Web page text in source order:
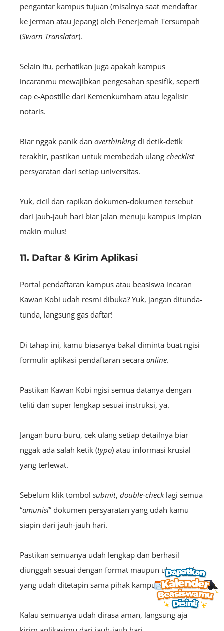
pengantar kampus tujuan (misalnya saat mendaftar
ke Jerman atau Jepang) oleh Penerjemah Tersumpah
(Sworn Translator).
Selain itu, perhatikan juga apakah kampus
incaranmu mewajibkan pengesahan spesifik, seperti
cap e-Apostille dari Kemenkumham atau legalisir
notaris.
Biar nggak panik dan overthinkingdi detik-detik
terakhir, pastikan untuk membedah ulang checklist
persyaratan dari setiap universitas.
Yuk, cicil dan rapikan dokumen-dokumen tersebut
dari jauh-jauh hari biar jalan menuju kampus impian
makin mulus!
11. Daftar & Kirim Aplikasi
Portal pendaftaran kampus atau beasiswa incaran
Kawan Kobi udah resmi dibuka? Yuk, jangan ditunda-
tunda, langsung gas daftar!
Di tahap ini, kamu biasanya bakal diminta buat ngisi
formulir aplikasi pendaftaran secara online.
Pastikan Kawan Kobi ngisi semua datanya dengan
teliti dan super lengkap sesuai instruksi, ya.
Jangan buru-buru, cek ulang setiap detailnya biar
nggak ada salah ketik (typo) atau informasi krusial
yang terlewat.
Sebelum klik tombol submit, double-checklagi semua
“amunisi” dokumen persyaratan yang udah kamu
siapin dari jauh-jauh hari.
Pastikan semuanya udah lengkap dan berhasil
diunggah sesuai dengan format maupun ukuranfile
yang udah ditetapin sama pihak kampus.
Kalau semuanya udah dirasa aman, langsung aja